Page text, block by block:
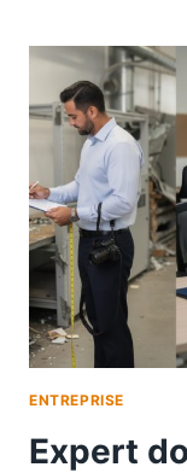
ENTREPRISE
Expert